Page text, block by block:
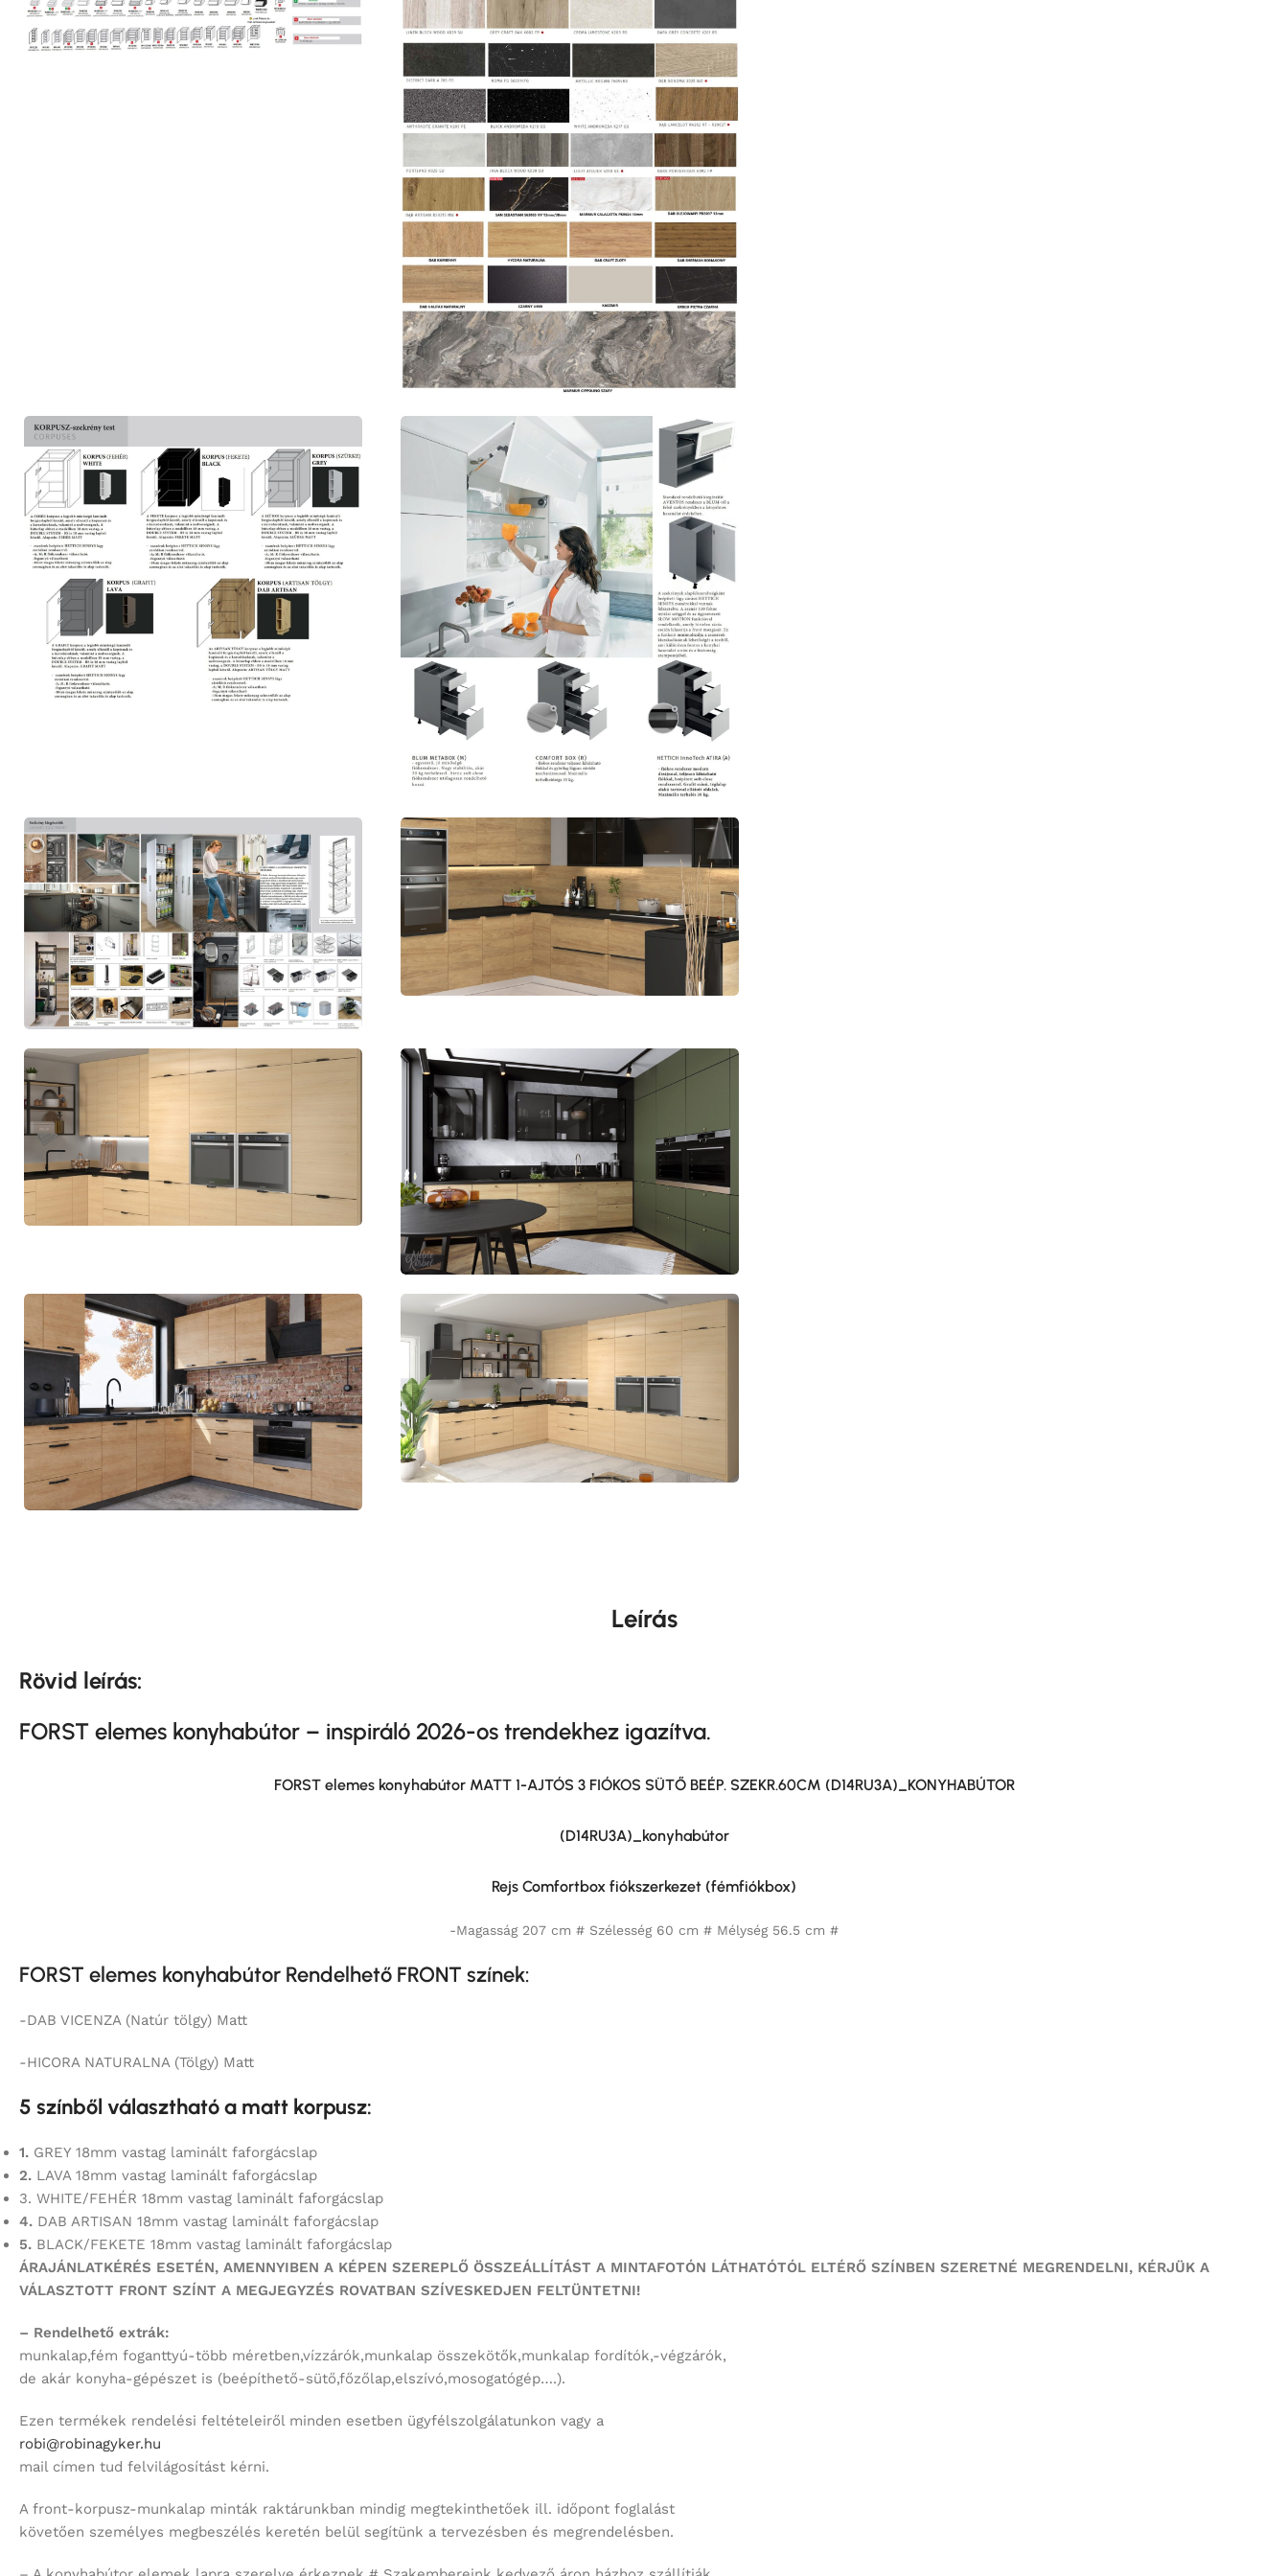
Leírás
Rövid leírás:
FORST elemes konyhabútor – inspiráló 2026-os trendekhez igazítva.
FORST elemes konyhabútor MATT 1-AJTÓS 3 FIÓKOS SÜTŐ BEÉP. SZEKR.60CM (D14RU3A)_KONYHABÚTOR
(D14RU3A)_konyhabútor
Rejs Comfortbox fiókszerkezet (fémfiókbox)
-Magasság 207 cm # Szélesség 60 cm # Mélység 56.5 cm #
FORST elemes konyhabútor Rendelhető FRONT színek:
-DAB VICENZA (Natúr tölgy) Matt
-HICORA NATURALNA (Tölgy) Matt
5 színből választható a matt korpusz:
1. GREY 18mm vastag laminált faforgácslap
2. LAVA 18mm vastag laminált faforgácslap
3. WHITE/FEHÉR 18mm vastag laminált faforgácslap
4. DAB ARTISAN 18mm vastag laminált faforgácslap
5. BLACK/FEKETE 18mm vastag laminált faforgácslap
ÁRAJÁNLATKÉRÉS ESETÉN, AMENNYIBEN A KÉPEN SZEREPLŐ ÖSSZEÁLLÍTÁST A MINTAFOTÓN LÁTHATÓTÓL ELTÉRŐ SZÍNBEN SZERETNÉ MEGRENDELNI, KÉRJÜK A
VÁLASZTOTT FRONT SZÍNT A MEGJEGYZÉS ROVATBAN SZÍVESKEDJEN FELTÜNTETNI!
– Rendelhető extrák:
munkalap,fém foganttyú-több méretben,vízzárók,munkalap összekötők,munkalap fordítók,-végzárók,
de akár konyha-gépészet is (beépíthető-sütő,főzőlap,elszívó,mosogatógép….).
Ezen termékek rendelési feltételeiről minden esetben ügyfélszolgálatunkon vagy a
robi@robinagyker.hu
mail címen tud felvilágosítást kérni.
A front-korpusz-munkalap minták raktárunkban mindig megtekinthetőek ill. időpont foglalást
követően személyes megbeszélés keretén belül segítünk a tervezésben és megrendelésben.